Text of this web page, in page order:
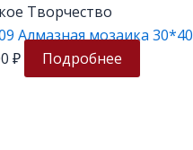
Творчество
Алмазная мозаика
₽ Подробнее